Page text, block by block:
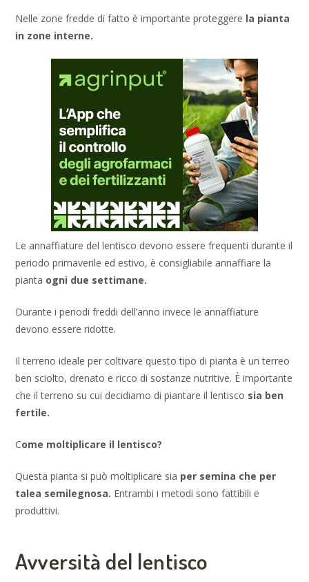
Nelle zone fredde di fatto è importante proteggere la pianta
in zone interne.
Le annaffiature del lentisco devono essere frequenti durante il
periodo primaverile ed estivo, è consigliabile annaffiare la
pianta ogni due settimane.
Durante i periodi freddi dell’anno invece le annaffiature
devono essere ridotte.
Il terreno ideale per coltivare questo tipo di pianta è un terreo
ben sciolto, drenato e ricco di sostanze nutritive. È importante
che il terreno su cui decidiamo di piantare il lentisco sia ben
fertile.
Come moltiplicare il lentisco?
Questa pianta si può moltiplicare sia per semina che per
talea semilegnosa. Entrambi i metodi sono fattibili e
produttivi.
Avversità del lentisco